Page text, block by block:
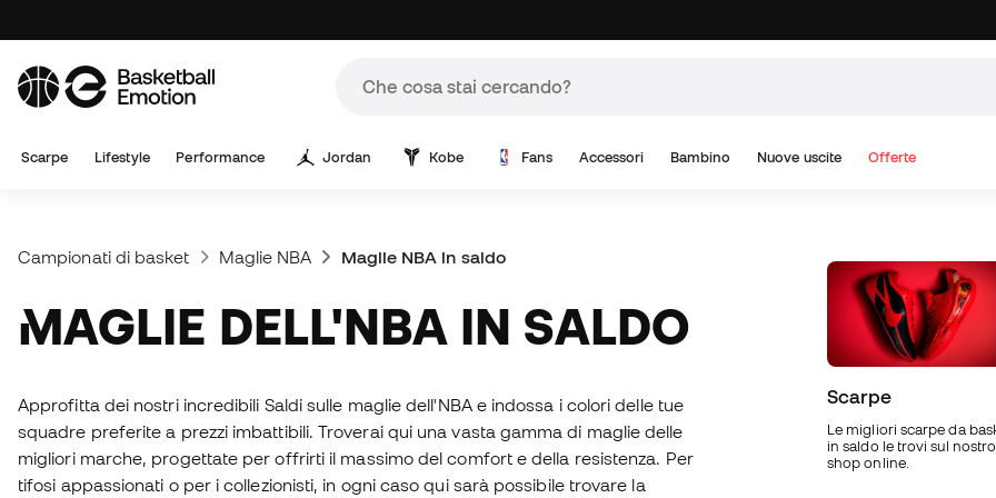
Scarpe Lifestyle Performance Jordan Kobe Fans Accessori Bambino Nuove uscite Offerte
Campionati di basket Maglie NBA Maglie NBA in saldo
MAGLIE DELL'NBA IN SALDO
Approfitta dei nostri incredibili Saldi sulle maglie dell'NBA e indossa i colori delle tue
squadre preferite a prezzi imbattibili. Troverai qui una vasta gamma di maglie delle
migliori marche, progettate per offrirti il massimo del comfort e della resistenza. Per
tifosi appassionati o per i collezionisti, in ogni caso qui sarà possibile trovare la
Scarpe
Le migliori scarpe da
in saldo le trovi sul nostro
shop online.